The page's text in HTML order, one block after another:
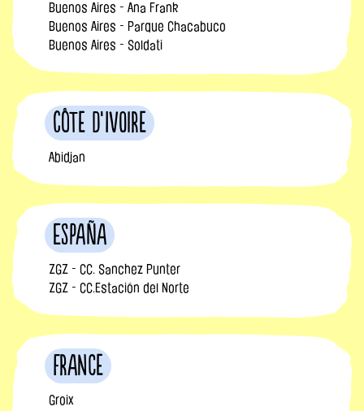
Buenos Aires - Ana Frank
Buenos Aires - Parque Chacabuco
Buenos Aires - Soldati
Côte d’Ivoire
Abidjan
España
ZGZ - CC. Sanchez Punter
ZGZ - CC.Estación del Norte
France
Groix